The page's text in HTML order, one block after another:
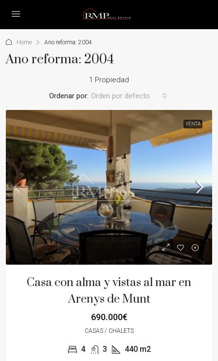
Home Ano reforma: 2004
Ano reforma: 2004
1 Propiedad
Ordenar por: Orden por defecto
VENTA
Casa con alma y vistas al mar en
Arenys de Munt
690.000€
CASAS / CHALETS
4 3 440 m2